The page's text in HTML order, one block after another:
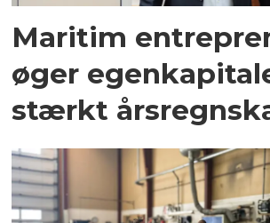
Maritim
øger
stærkt